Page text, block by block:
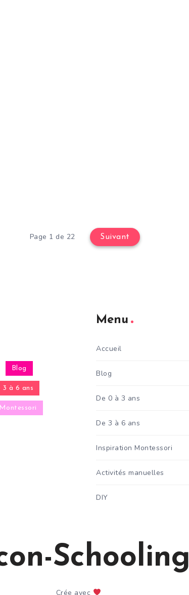
Page 1 de 22 Suivant
Blog
3 à 6 ans
Menu
Accueil
Blog
De 0 à 3 ans
De 3 à 6 ans
Inspiration Montessori
Activités manuelles
DIY
Schooling
Crée avec